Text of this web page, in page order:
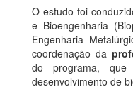
O estudo foi
e Bioengenharia
Engenharia
coordenação da
do programa, que
desenvolvimento de